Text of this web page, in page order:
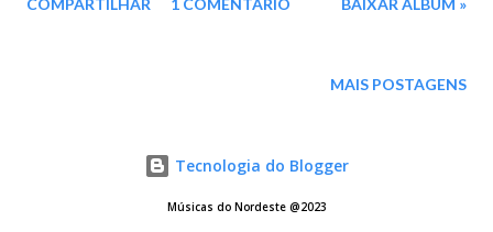
Kbps - REMASTERIZADO ( Ed. Dose Dupla/2 LP's em um CD)
MAIS POSTAGENS
Tecnologia do Blogger
Músicas do Nordeste @2023